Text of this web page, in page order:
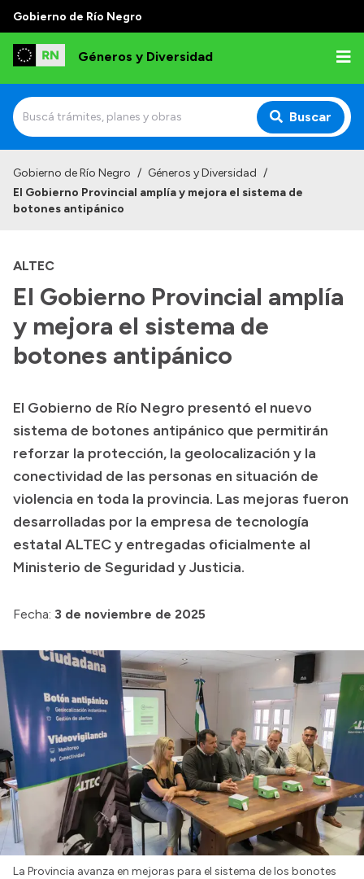
Gobierno de Río Negro
Géneros y Diversidad
Buscar
Institucional
Programas y capacitaciones
Observatorio
Normativa
Presupuesto
Boletín Oficial
Compras y licitaciones
Consulta de expedientes
Consulta de pago a proveedores
Convocatorias
Login
Gobierno de Río Negro / Géneros y Diversidad /
El Gobierno Provincial amplía y mejora el sistema de
botones antipánico
ALTEC
El Gobierno Provincial amplía
y mejora el sistema de
botones antipánico
El Gobierno de Río Negro presentó el nuevo
sistema de botones antipánico que permitirán
reforzar la protección, la geolocalización y la
conectividad de las personas en situación de
violencia en toda la provincia. Las mejoras fueron
desarrolladas por la empresa de tecnología
estatal ALTEC y entregadas oficialmente al
Ministerio de Seguridad y Justicia.
Fecha: 3 de noviembre de 2025
La Provincia avanza en mejoras para el sistema de los bonotes